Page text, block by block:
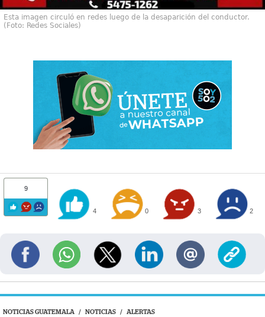
Esta imagen circuló en redes luego de la desaparición del conductor.
(Foto: Redes Sociales)
9
4 0 3 2
NOTICIAS GUATEMALA / NOTICIAS / ALERTAS